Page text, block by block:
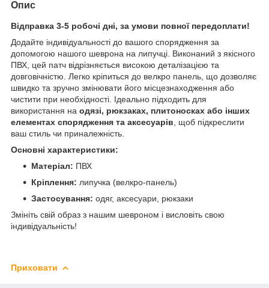
Опис
Відправка 3-5 робочі дні, за умови повної передоплати!
Додайте індивідуальності до вашого спорядження за
допомогою нашого шеврона на липучці. Виконаний з якісного
ПВХ, цей патч відрізняється високою деталізацією та
довговічністю. Легко кріпиться до велкро панель, що дозволяє
швидко та зручно змінювати його місцезнаходження або
чистити при необхідності. Ідеально підходить для
використання на одязі, рюкзаках, плитоносках або інших
елементах спорядження та аксесуарів , щоб підкреслити
ваш стиль чи приналежність.
Основні характеристики:
Матеріал: ПВХ
Кріплення: липучка (велкро-панель)
Застосування: одяг, аксесуари, рюкзаки
Змініть свій образ з нашим шевроном і висловіть свою
індивідуальність!
Приховати